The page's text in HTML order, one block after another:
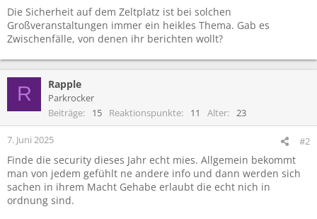
Die Sicherheit auf dem Zeltplatz ist bei solchen
Großveranstaltungen immer ein heikles Thema. Gab es
Zwischenfälle, von denen ihr berichten wollt?
R Rapple
Parkrocker
Beiträge
15 Reaktionspunkte 11 Alter 23
7. Juni 2025 #2
Finde die security dieses Jahr echt mies. Allgemein bekommt
man von jedem gefühlt ne andere info und dann werden sich
sachen in ihrem Macht Gehabe erlaubt die echt nich in
ordnung sind.